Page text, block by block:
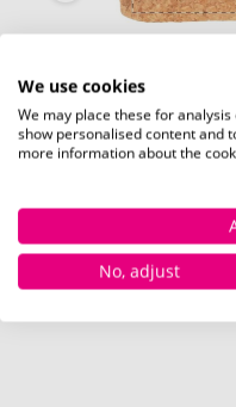
We use cookies
We may place these for
show personalised content and
more information about the
No, adjust